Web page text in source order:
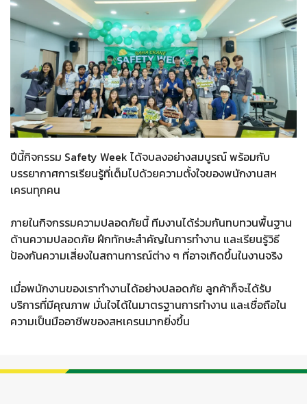
ปีนี้กิจกรรม Safety Week ได้จบลงอย่างสมบูรณ์ พร้อมกับ
บรรยากาศการเรียนรู้ที่เต็มไปด้วยความตั้งใจของพนักงานสห
เครนทุกคน
ภายในกิจกรรมความปลอดภัยนี้ ทีมงานได้ร่วมกันทบทวนพื้นฐาน
ด้านความปลอดภัย ฝึกทักษะสำคัญในการทำงาน และเรียนรู้วิธี
ป้องกันความเสี่ยงในสถานการณ์ต่าง ๆ ที่อาจเกิดขึ้นในงานจริง
เมื่อพนักงานของเราทำงานได้อย่างปลอดภัย ลูกค้าก็จะได้รับ
บริการที่มีคุณภาพ มั่นใจได้ในมาตรฐานการทำงาน และเชื่อถือใน
ความเป็นมืออาชีพของสหเครนมากยิ่งขึ้น